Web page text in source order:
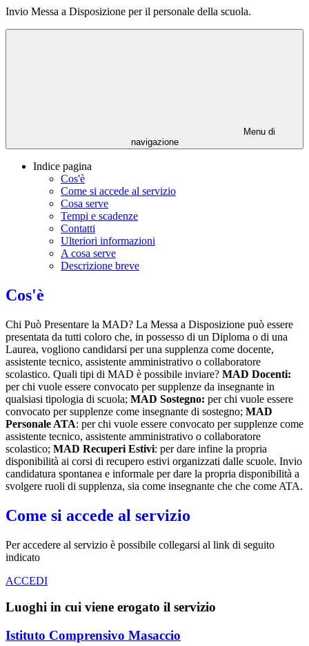
Invio Messa a Disposizione per il personale della scuola.
Menu di
navigazione
Indice pagina
Cos'è
Come si accede al servizio
Cosa serve
Tempi e scadenze
Contatti
Ulteriori informazioni
A cosa serve
Descrizione breve
Cos'è
Chi Può Presentare la MAD? La Messa a Disposizione può essere
presentata da tutti coloro che, in possesso di un Diploma o di una
Laurea, vogliono candidarsi per una supplenza come docente,
assistente tecnico, assistente amministrativo o collaboratore
scolastico. Quali tipi di MAD è possibile inviare? MAD Docenti:
per chi vuole essere convocato per supplenze da insegnante in
qualsiasi tipologia di scuola; MAD Sostegno: per chi vuole essere
convocato per supplenze come insegnante di sostegno; MAD
Personale ATA: per chi vuole essere convocato per supplenze come
assistente tecnico, assistente amministrativo o collaboratore
scolastico; MAD Recuperi Estivi: per dare infine la propria
disponibilità ai corsi di recupero estivi organizzati dalle scuole. Invio
candidatura spontanea e informale per dare la propria disponibilità a
svolgere ruoli di supplenza, sia come insegnante che che come ATA.
Come si accede al servizio
Per accedere al servizio è possibile collegarsi al link di seguito
indicato
ACCEDI
Luoghi in cui viene erogato il servizio
Istituto Comprensivo Masaccio